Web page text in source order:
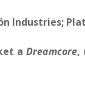
Industries;
aDreamcore,